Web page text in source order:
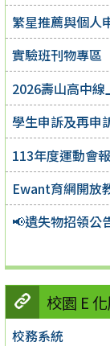
繁星推薦與個人
實驗班刊物專區
2026壽山高中
學生申訴及再申
113年度運動會
Ewant育網開放
📢遺失物招領公
校園 E
校務系統